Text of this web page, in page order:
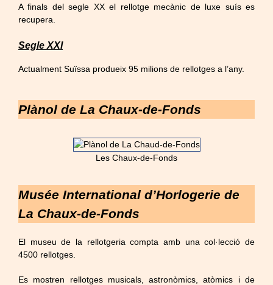
A finals del segle XX el rellotge mecànic de luxe suís es
recupera.
Segle XXI
Actualment Suïssa produeix 95 milions de rellotges a l’any.
Plànol de La Chaux-de-Fonds
Les Chaux-de-Fonds
Musée International d’Horlogerie de
La Chaux-de-Fonds
El museu de la rellotgeria compta amb una col·lecció de
4500 rellotges.
Es mostren rellotges musicals, astronòmics, atòmics i de